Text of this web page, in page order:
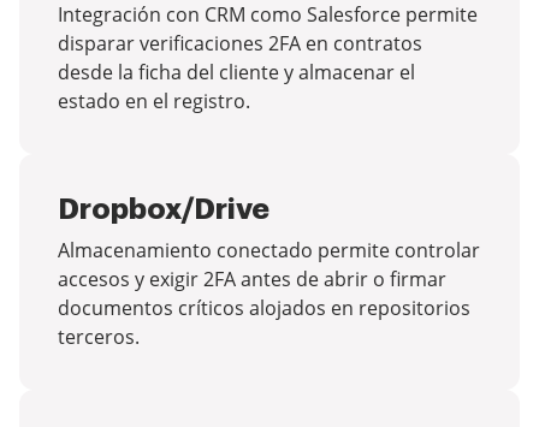
Integración con CRM como Salesforce permite
disparar verificaciones 2FA en contratos
desde la ficha del cliente y almacenar el
estado en el registro.
Dropbox/Drive
Almacenamiento conectado permite controlar
accesos y exigir 2FA antes de abrir o firmar
documentos críticos alojados en repositorios
terceros.